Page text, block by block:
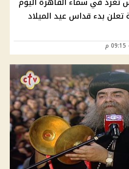
تعلن بدء قداس عيد الميلاد